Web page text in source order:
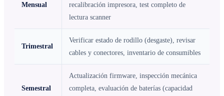
Mensual
recalibración impresora, test completo de
lectura scanner
Trimestral
Verificar estado de rodillo (desgaste), revisar
cables y conectores, inventario de consumibles
Semestral
Actualización firmware, inspección mecánica
completa, evaluación de baterías (capacidad